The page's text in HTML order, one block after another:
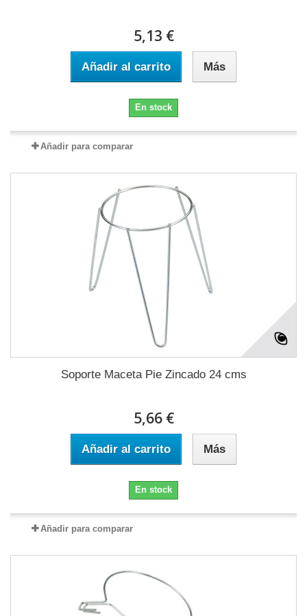
5,13 €
Añadir al carrito Más
En stock
Añadir para comparar
Soporte Maceta Pie Zincado 24 cms
5,66 €
Añadir al carrito Más
En stock
Añadir para comparar